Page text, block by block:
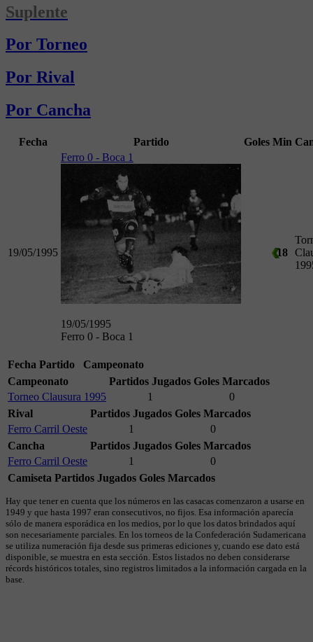
Suplente
Por Torneo
Por Rival
Por Cancha
Fecha Partido Goles Min
19/05/1995
Ferro 0 - Boca 1
19/05/1995
Ferro 0 - Boca 1
18
Fecha Partido
Campeonato
Campeonato
Partidos Jugados Goles Marcados
Torneo Clausura 1995
1
0
Rival
Partidos Jugados Goles Marcados
Ferro Carril Oeste
1
0
Cancha
Partidos Jugados Goles Marcados
Ferro Carril Oeste
1
0
Camiseta Partidos Jugados Goles Marcados
Hay que tener en cuenta que los números en las casacas comenzaron a usarse en
1949 y que hasta 1997 eran consecutivos, no fijos. Esa información aparecía
sólo de manera esporádica en los medios, por lo que los datos brindados aquí
son necesariamente parciales. En los torneos de la Confederación Sudamericana
se utiliza numeración fija desde sus primeras ediciones y, cuando ese dato está
disponible, se muestra en esta sección. Estos listados no deben considerarse
récords históricos totales, sino registros limitados a la información cargada en la
base.